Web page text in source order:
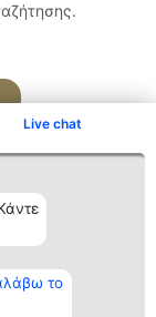
Live chat
το